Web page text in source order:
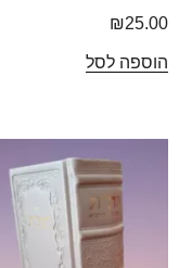
₪25.00
הוספה לסל